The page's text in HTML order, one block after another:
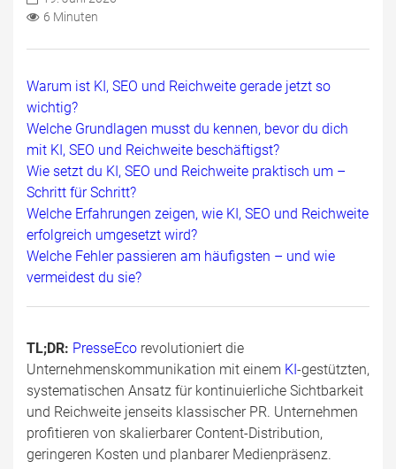
6 Minuten
Warum ist KI, SEO und Reichweite gerade jetzt so
wichtig?
Welche Grundlagen musst du kennen, bevor du dich
mit KI, SEO und Reichweite beschäftigst?
Wie setzt du KI, SEO und Reichweite praktisch um –
Schritt für Schritt?
Welche Erfahrungen zeigen, wie KI, SEO und Reichweite
erfolgreich umgesetzt wird?
Welche Fehler passieren am häufigsten – und wie
vermeidest du sie?
TL;DR: PresseEco revolutioniert die
Unternehmenskommunikation mit einem KI-gestützten,
systematischen Ansatz für kontinuierliche Sichtbarkeit
und Reichweite jenseits klassischer PR. Unternehmen
profitieren von skalierbarer Content-Distribution,
geringeren Kosten und planbarer Medienpräsenz.